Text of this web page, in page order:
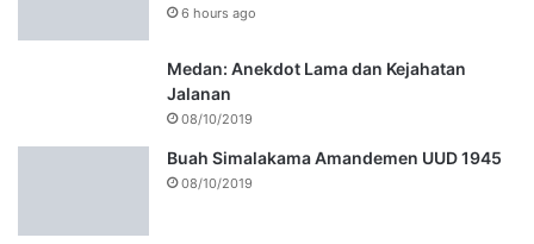
6 hours ago
Medan: Anekdot Lama dan Kejahatan
Jalanan
08/10/2019
Buah Simalakama Amandemen UUD 1945
08/10/2019